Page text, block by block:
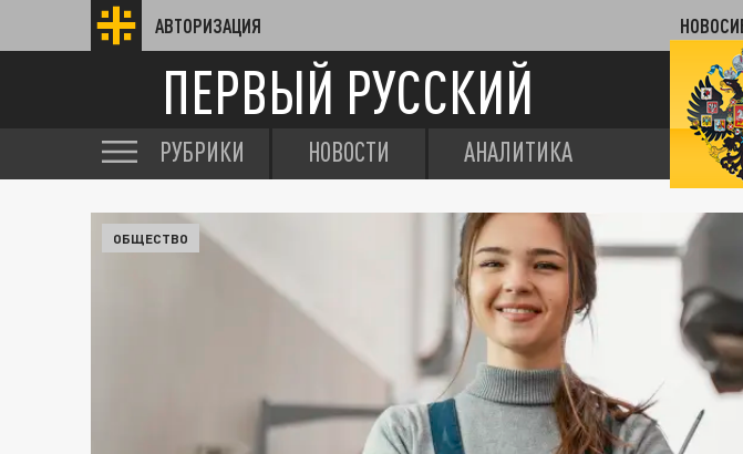
АВТОРИЗАЦИЯ
ПЕРВЫЙ РУССКИЙ
РУБРИКИ НОВОСТИ АНАЛИТИКА
ОБЩЕСТВО